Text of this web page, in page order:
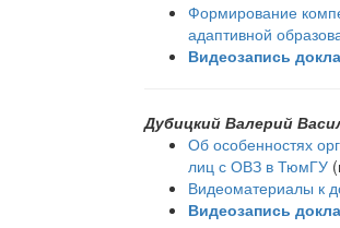
Формирование
адаптивной
Видеозапись
Дубицкий Валерий
Об особенностях
лиц с ОВЗ в ТюмГУ
Видеоматериалы к
Видеозапись